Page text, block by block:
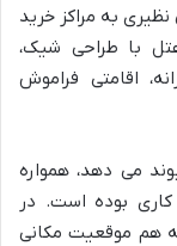
به مراکز خرید
با طراحی شیک،
اقامتی فراموش
می دهد، همواره
کاری بوده است. در
هم موقعیت مکانی